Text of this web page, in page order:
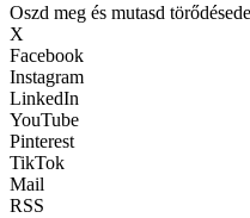
Oszd meg és mutasd
X
Facebook
Instagram
LinkedIn
YouTube
Pinterest
TikTok
Mail
RSS